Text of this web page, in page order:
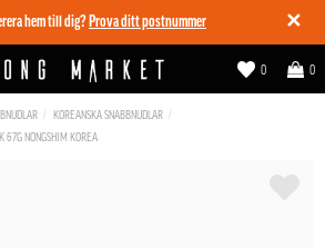
✕
hem till dig? Prova ditt postnummer
0
0
KOREANSKA SNABBNUDLAR
67G NONGSHIM KOREA